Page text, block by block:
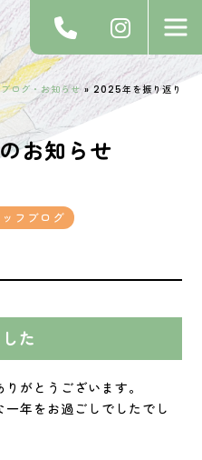
ログ・お知らせ»2025年を振り返り
お知らせ
フブログ
た
がとうございます。
年をお過ごしでしたでし